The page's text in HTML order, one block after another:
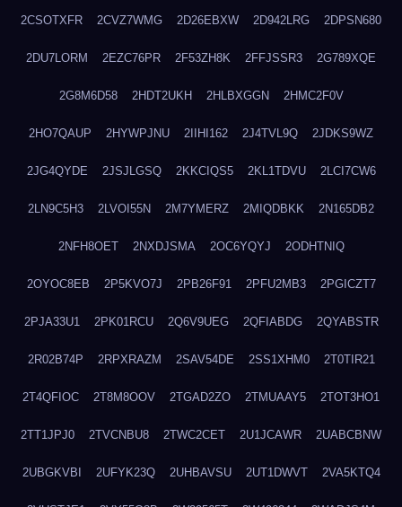
2CSOTXFR 2CVZ7WMG 2D26EBXW 2D942LRG 2DPSN680
2DU7LORM 2EZC76PR 2F53ZH8K 2FFJSSR3 2G789XQE
2G8M6D58 2HDT2UKH 2HLBXGGN 2HMC2F0V
2HO7QAUP 2HYWPJNU 2IIHI162 2J4TVL9Q 2JDKS9WZ
2JG4QYDE 2JSJLGSQ 2KKCIQS5 2KL1TDVU 2LCI7CW6
2LN9C5H3 2LVOI55N 2M7YMERZ 2MIQDBKK 2N165DB2
2NFH8OET 2NXDJSMA 2OC6YQYJ 2ODHTNIQ
2OYOC8EB 2P5KVO7J 2PB26F91 2PFU2MB3 2PGICZT7
2PJA33U1 2PK01RCU 2Q6V9UEG 2QFIABDG 2QYABSTR
2R02B74P 2RPXRAZM 2SAV54DE 2SS1XHM0 2T0TIR21
2T4QFIOC 2T8M8OOV 2TGAD2ZO 2TMUAAY5 2TOT3HO1
2TT1JPJ0 2TVCNBU8 2TWC2CET 2U1JCAWR 2UABCBNW
2UBGKVBI 2UFYK23Q 2UHBAVSU 2UT1DWVT 2VA5KTQ4